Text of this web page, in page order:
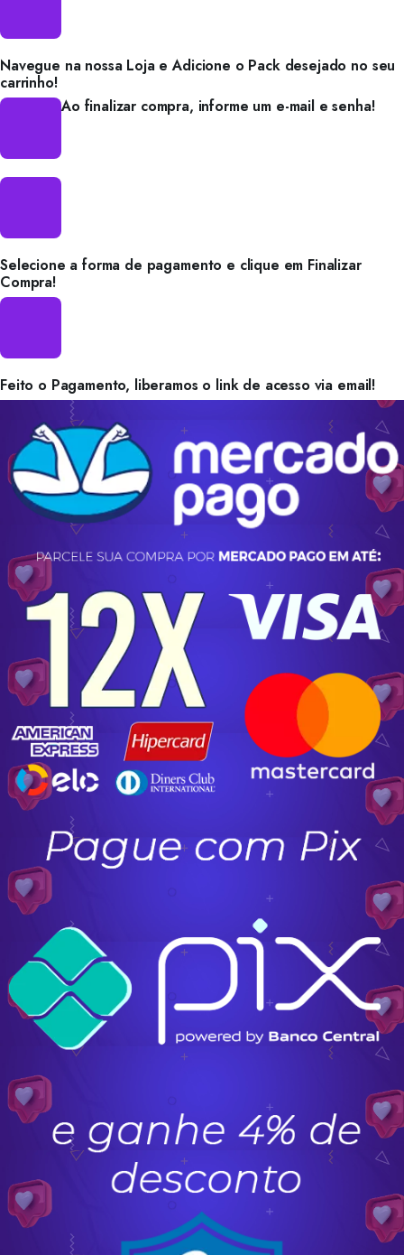
Navegue na nossa Loja e Adicione o Pack desejado no seu
carrinho!
Ao finalizar compra, informe um e-mail e senha!
Selecione a forma de pagamento e clique em Finalizar
Compra!
Feito o Pagamento, liberamos o link de acesso via email!